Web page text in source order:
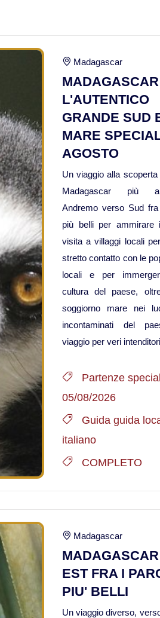
Madagascar
MADAGASCAR
L'AUTENTICO
GRANDE SUD
MARE
AGOSTO
Un viaggio alla
Madagascar più
Andremo verso Sud
più belli per ammirare
visita a villaggi locali
stretto contatto con le
locali e per
cultura del paese,
soggiorno mare nei
incontaminati del
viaggio per veri
Partenze
05/08/2026
Guida guida
italiano
COMPLETO
Madagascar
EST FRA I
PIU' BELLI
Un viaggio diverso,